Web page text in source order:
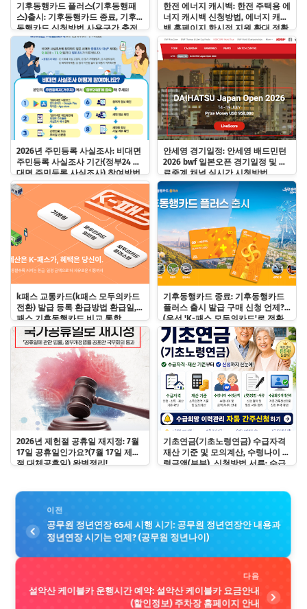
기후동행카드 플러스(기후동행패
스)출시: 기후동행카드 종료, 기후
동행카드 신청방법 사용구간 충전
사용법
한전 에너지 캐시백: 한전 주택용 에
너지 캐시백 신청방법, 에너지 캐시
백 홈페이지 한시적 지원 확대 정확
히 알기!
2026년 주민등록 사실조사: 비대면
주민등록 사실조사 기간(정부24 비
대면 주민등록 사실조사) 참여방법
및 과태료 바로알기!
안세영 경기일정: 안세영 배드민턴
2026 bwf 일본오픈 경기일정 및 무
료중계 채널 실시간 시청방법
k패스 교통카드(k패스 모두의카드
전환) 발급 등록 환급방법 환급일, k
패스 기후동행카드 비교 통합
기후동행카드 종료: 기후동행카드
플러스 출시 발급 구매 신청 언제?
(우선 'K-패스 모두의카드'로 전환
하기)
2026년 제헌절 공휴일 재지정: 7월
17일 공휴일인가요?(7월 17일 제헌
절 대체공휴일) 완벽정리!
기초연금(기초노령연금) 수급자격
재산 기준 및 모의계산, 수령나이 수
령금액(부부), 신청방법 서류: 수급
이전
공무원 정년연장 65세 시행 시기: 공무원 정년연장안 내용과
정년연장 시기는 언제? (공무원 정년나이)
다음
설악산 케이블카 운행시간 예약: 설악산 케이블카 요금안내
(할인정보) 주차장 홈페이지 안내